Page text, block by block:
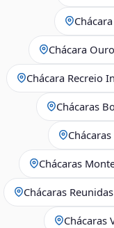
Chácara
Chácara Recreio
Chácaras
Chácaras
Chácaras
Chácaras
Chácaras